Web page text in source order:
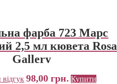
фарба 723 Марс
2,5 мл кювета Rosa
Gallery
98,00грн. Купити